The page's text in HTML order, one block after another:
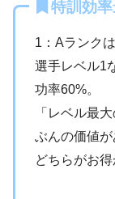
特訓効
1：Aランク
選手レベル1
功率60%。
「レベル最
ぶんの価値が
どちらがお